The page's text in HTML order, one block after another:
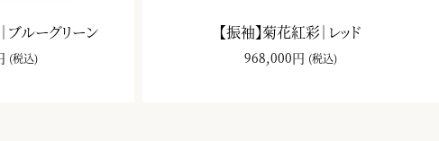
ブルーグリーン
(税込)
【振袖】菊花紅彩｜レッド
968,000円 (税込)